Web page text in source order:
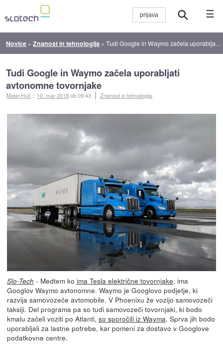
☰
Novice »Znanost in tehnologija »Tudi Google in Waymo začela uporabljati avtonomne tovornjake
Tudi Google in Waymo začela uporabljati
avtonomne tovornjake
Matej Huš :: 10. mar 2018ob 09:43 Znanost in tehnologija
Slo-Tech - Medtem ko ima Tesla električne tovornjake, ima
Googlov Waymo avtonomne. Waymo je Googlovo podjetje, ki
razvija samovozeče avtomobile. V Phoenixu že vozijo samovozeči
taksiji. Del programa pa so tudi samovozeči tovornjaki, ki bodo
kmalu začeli voziti po Atlanti, so sporočili iz Wayma. Sprva jih bodo
uporabljali za lastne potrebe, kar pomeni za dostavo v Googlove
podatkovne centre.